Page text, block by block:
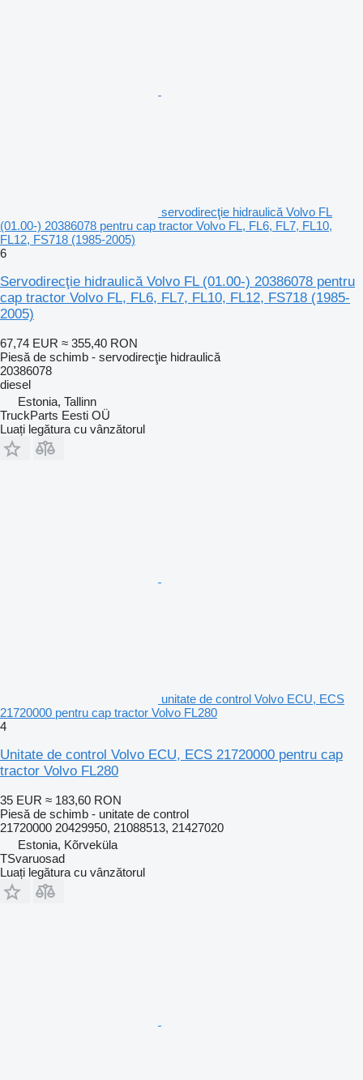
servodirecţie hidraulică Volvo FL
(01.00-) 20386078 pentru cap tractor Volvo FL, FL6, FL7, FL10,
FL12, FS718 (1985-2005)
6
Servodirecţie hidraulică Volvo FL (01.00-) 20386078 pentru
cap tractor Volvo FL, FL6, FL7, FL10, FL12, FS718 (1985-
2005)
67,74 EUR ≈ 355,40 RON
Piesă de schimb - servodirecţie hidraulică
20386078
diesel
Estonia, Tallinn
TruckParts Eesti OÜ
Luați legătura cu vânzătorul
unitate de control Volvo ECU, ECS
21720000 pentru cap tractor Volvo FL280
4
Unitate de control Volvo ECU, ECS 21720000 pentru cap
tractor Volvo FL280
35 EUR ≈ 183,60 RON
Piesă de schimb - unitate de control
21720000 20429950, 21088513, 21427020
Estonia, Kõrveküla
TSvaruosad
Luați legătura cu vânzătorul